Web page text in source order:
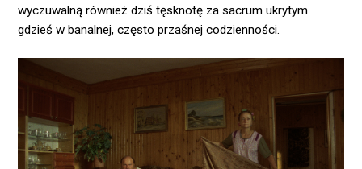
wyczuwalną również dziś tęsknotę za sacrum ukrytym
gdzieś w banalnej, często przaśnej codzienności.